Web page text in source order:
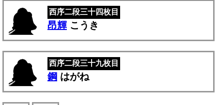
西序二段三十四枚目
昂輝 こうき
西序二段三十九枚目
鋼 はがね